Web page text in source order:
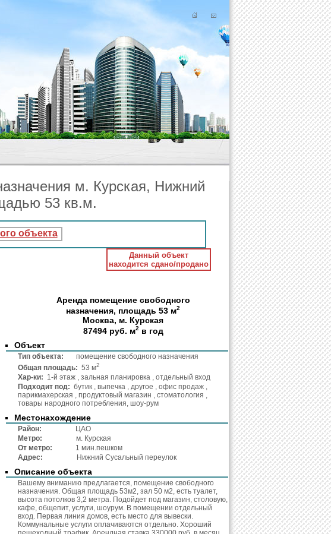
м. Курская, Нижний
53 кв.м.
объекта
Данный объект
находится сдано/продано
Аренда помещение свободного
назначения, площадь 53 м2
Москва, м. Курская
87494 руб. м2в год
Объект
Тип объекта:
помещение свободного назначения
Общая площадь: 53 м2
Хар-ки: 1-й этаж , зальная планировка , отдельный вход
Подходит под: бутик , выпечка , другое , офис продаж ,
парикмахерская , продуктовый магазин , стоматология ,
товары народного потребления, шоу-рум
Местонахождение
Район:
ЦАО
Метро:
м. Курская
От метро:
1 мин.пешком
Адрес:
Нижний Сусальный переулок
Описание объекта
Вашему вниманию предлагается, помещение свободного
назначения. Общая площадь 53м2, зал 50 м2, есть туалет,
высота потолков 3,2 метра. Подойдет под магазин, столовую,
кафе, общепит, услуги, шоурум. В помещении отдельный
вход. Первая линия домов, есть место для вывески.
Коммунальные услуги оплачиваются отдельно. Хороший